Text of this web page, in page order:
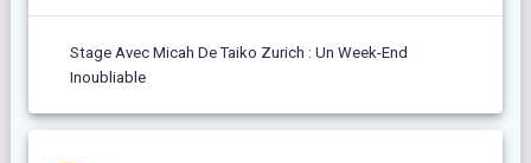
Stage Avec Micah De Taiko Zurich : Un Week-End
Inoubliable